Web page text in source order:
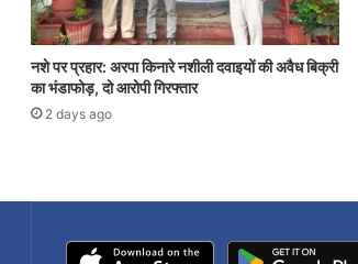
नशे पर प्रहार: अरपा किनारे नशीली दवाइयों की अवैध बिक्री
का भंडाफोड़, दो आरोपी गिरफ्तार
2 days ago